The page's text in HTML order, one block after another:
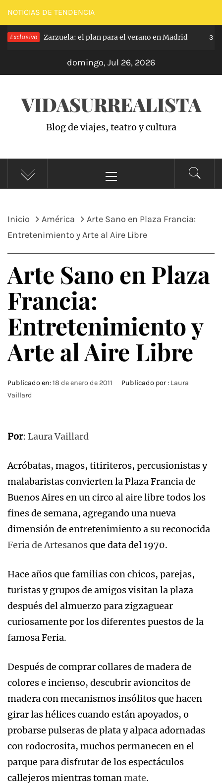
Saltar
al
contenido
NOTICIAS DE TENDENCIA
Exclusivo
hace Zarzuela: el plan para el verano en Madrid 3
domingo, Jul 26, 2026
VIDASURREALISTA
Blog de viajes, teatro y cultura
principal
Inicio América
Arte Sano en Plaza Francia:
Entretenimiento y Arte al Aire Libre
Arte Sano en Plaza
Francia:
Entretenimiento y
Arte al Aire Libre
Publicado en:18 de enero de 2011 Publicado por : Laura
Vaillard
Por: Laura Vaillard
Acróbatas, magos, titiriteros, percusionistas y
malabaristas convierten la Plaza Francia de
Buenos Aires en un circo al aire libre todos los
fines de semana, agregando una nueva
dimensión de entretenimiento a su reconocida
Feria de Artesanosque data del 1970.
Hace años que familias con chicos, parejas,
turistas y grupos de amigos visitan la plaza
después del almuerzo para zigzaguear
curiosamente por los diferentes puestos de la
famosa Feria.
Después de comprar collares de madera de
colores e incienso, descubrir avioncitos de
madera con mecanismos insólitos que hacen
girar las hélices cuando están apoyados, o
probarse pulseras de plata y alpaca adornadas
con rodocrosita, muchos permanecen en el
parque para disfrutar de los espectáculos
callejeros mientras tomanmate.